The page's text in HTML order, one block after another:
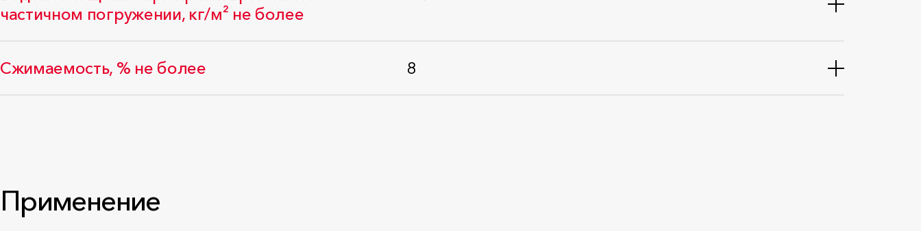
частичном погружении, кг/м² не более
Сжимаемость, % не более 8
Применение